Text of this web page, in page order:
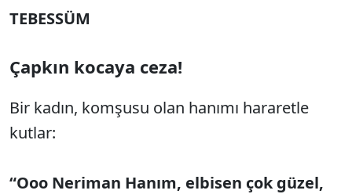
TEBESSÜM
Çapkın kocaya ceza!
Bir kadın, komşusu olan hanımı hararetle
kutlar:
“Ooo Neriman Hanım, elbisen çok güzel,